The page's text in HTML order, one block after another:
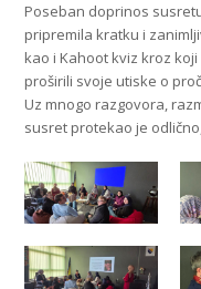
Poseban doprinos
pripremila kratku i
kao i Kahoot kviz kroz
proširili svoje utiske o
Uz mnogo razgovora,
susret protekao je